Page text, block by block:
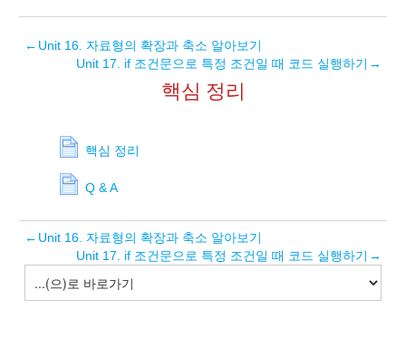
← Unit 16. 자료형의 확장과 축소 알아보기
Unit 17. if 조건문으로 특정 조건일 때 코드 실행하기 →
핵심 정리
핵심 정리
Q & A
← Unit 16. 자료형의 확장과 축소 알아보기
Unit 17. if 조건문으로 특정 조건일 때 코드 실행하기 →